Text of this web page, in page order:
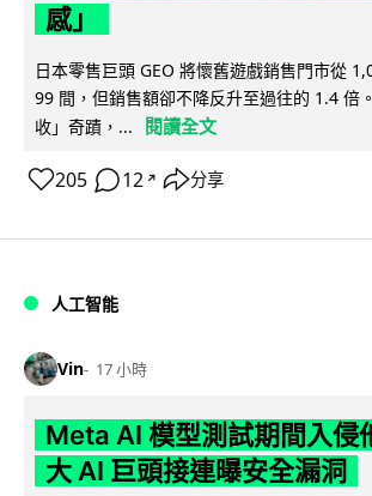
感」
日本零售巨頭 GEO 將懷舊遊戲銷售門市從
99 間，但銷售額卻不降反升至過往的 1.4 倍
收」奇蹟，...
閱讀全文
205 12 ↗ 分享
人工智能
Vin 17 小時
Meta AI 模型測試期間入侵
大 AI 巨頭接連曝安全漏洞